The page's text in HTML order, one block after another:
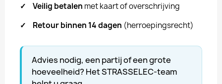
✓
Veilig betalen met kaart of overschrijving
✓
Retour binnen 14 dagen (herroepingsrecht)
Advies nodig, een partij of een grote
hoeveelheid? Het STRASSELEC-team